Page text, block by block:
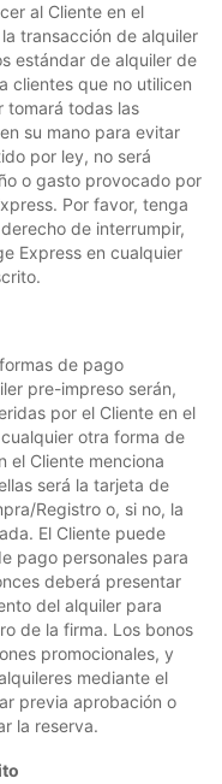
al Cliente en el
transacción de alquiler
estándar de alquiler de
clientes que no utilicen
tomará todas las
su mano para evitar
por ley, no será
o gasto provocado por
Por favor, tenga
de interrumpir,
Express en cualquier
de pago
pre-impreso serán,
por el Cliente en el
otra forma de
el Cliente menciona
será la tarjeta de
Registro o, si no, la
El Cliente puede
pago personales para
deberá presentar
del alquiler para
de la firma. Los bonos
promocionales, y
mediante el
previa aprobación o
la reserva.